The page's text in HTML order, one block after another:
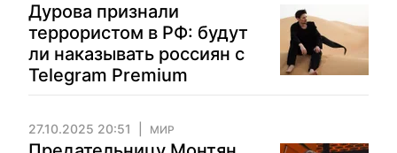
Дурова признали
террористом в РФ: будут
ли наказывать россиян с
Telegram Premium
27.10.2025 20:51 МИР